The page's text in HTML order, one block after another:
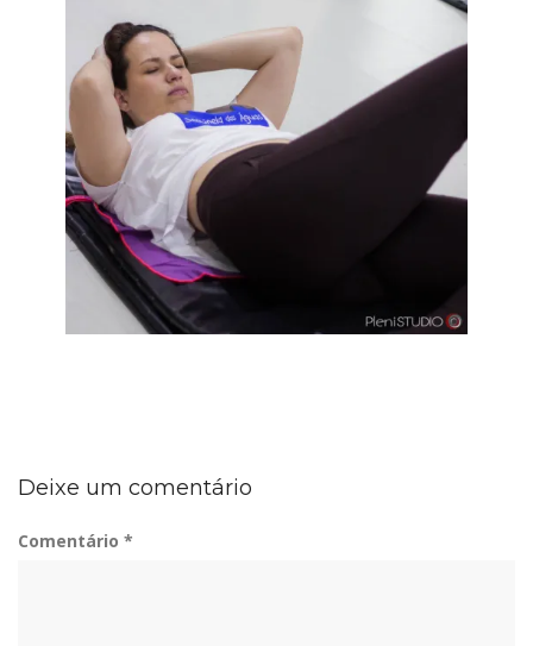
Deixe um comentário
Comentário *